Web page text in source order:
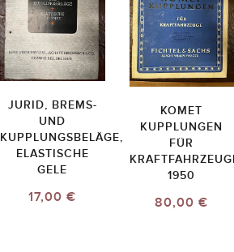
JURID, BREMS-
UND
KUPPLUNGSBELÄGE,
ELASTISCHE
GELE
17,00 €
KOMET
KUPPLUNGEN
FÜR
1950
80,00 €